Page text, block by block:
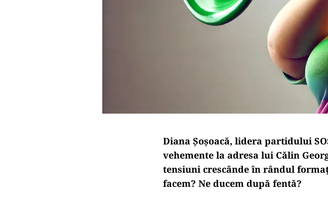
Diana Șoșoacă, lidera partidului
vehemente la adresa lui Călin
tensiuni crescânde în rândul
facem? Ne ducem după fentă?